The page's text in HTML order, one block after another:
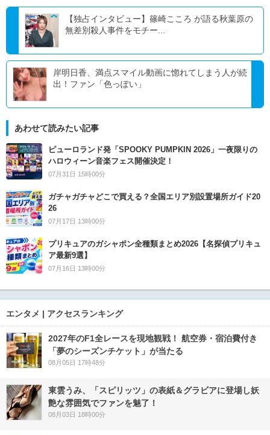
【独占インタビュー】篠崎こころ が語る秋葉原の
無差別殺人事件をモチー...
岸明日香、満点スマイル動画に惚れてしまう人が続
出！ファン「色っぽい」
あわせて読みたい記事
ピューロランド発「SPOOKY PUMPKIN 2026」一夜限りの
ハロウィーン音楽フェス開催決定！
07月31日 15時00分
ガチャガチャどこで買える？全国エリア別設置場所ガイド20
26
07月17日 13時00分
プリキュアのガシャポン全種類まとめ2026【名探偵プリキュ
ア最新9選】
07月16日 13時00分
エンタメ | アクセスランキング
2027年のF1全レースを現地観戦！ 航空券・宿泊費付き
「夢のシーズンチケット」が当たる
08月05日 17時48分
東雲うみ、「スピリッツ」の表紙＆グラビアに登場し妖
艶な雰囲気でファンを魅了！
08月03日 18時00分